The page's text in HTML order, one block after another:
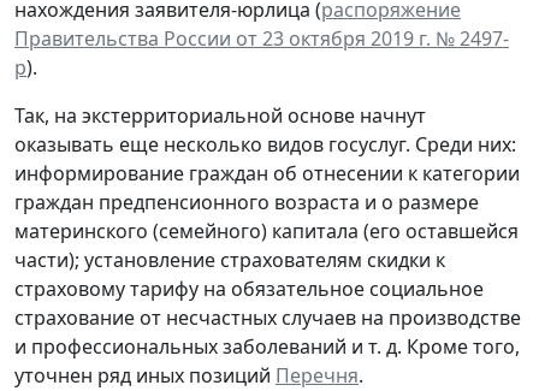
нахождения заявителя-юрлица (распоряжение
Правительства России от 23 октября 2019 г. № 2497-
р).
Так, на экстерриториальной основе начнут
оказывать еще несколько видов госуслуг. Среди них:
информирование граждан об отнесении к категории
граждан предпенсионного возраста и о размере
материнского (семейного) капитала (его оставшейся
части); установление страхователям скидки к
страховому тарифу на обязательное социальное
страхование от несчастных случаев на производстве
и профессиональных заболеваний и т. д. Кроме того,
уточнен ряд иных позиций Перечня.